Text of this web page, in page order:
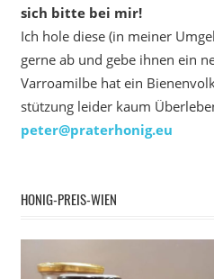
sich bitte bei mir!
Ich hole diese (in meiner
gerne ab und gebe ihnen ein
Varroamilbe hat ein
stützung leider kaum
peter@praterhonig.eu
HONIG-PREIS-WIEN